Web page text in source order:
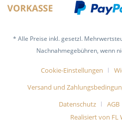
* Alle Preise inkl. gesetzl.
Nachnahmegebühren, wenn
Cookie-Einstellungen
Versand und
Datenschutz
AGB
Realisiert von FL